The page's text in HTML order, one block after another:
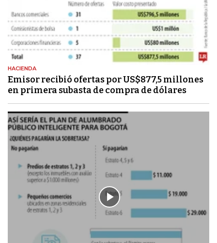
HACIENDA
Emisor recibió ofertas por US$877,5 millones
en primera subasta de compra de dólares